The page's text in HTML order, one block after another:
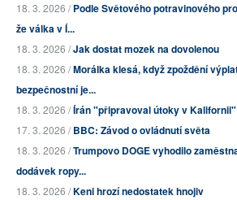
18. 3. 2026 /Podle Světového potravinového
že válka v Í...
18. 3. 2026 /Jak dostat mozek na dovolenou
18. 3. 2026 /Morálka klesá, když zpoždění
bezpečnostní je...
18. 3. 2026 /Írán "připravoval útoky v Kalifornii"
17. 3. 2026 /BBC: Závod o ovládnutí světa
18. 3. 2026 /Trumpovo DOGE vyhodilo
dodávek ropy...
18. 3. 2026 /Keni hrozí nedostatek hnojiv